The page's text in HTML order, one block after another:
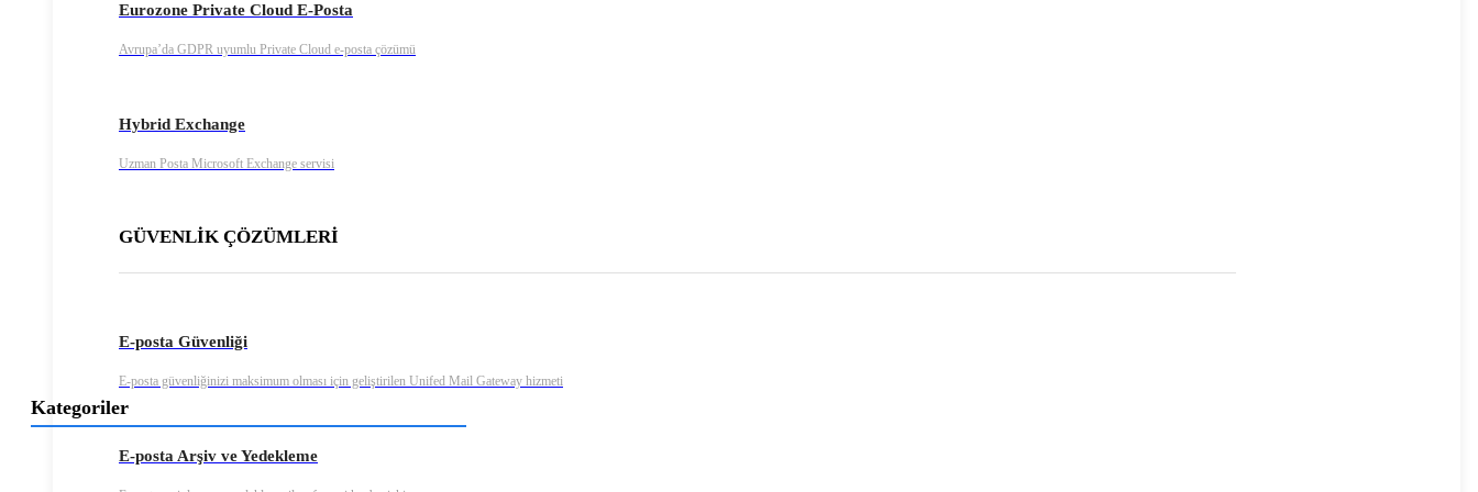
Eurozone Private Cloud E-Posta
Avrupa’da GDPR uyumlu Private Cloud e-posta çözümü
Hybrid Exchange
Uzman Posta Microsoft Exchange servisi
GÜVENLİK ÇÖZÜMLERİ
E-posta Güvenliği
E-posta güvenliğinizi maksimum olması için geliştirilen Unifed Mail Gateway hizmeti
E-posta Arşiv ve Yedekleme
Kategoriler